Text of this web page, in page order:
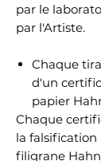
par le
par l'Artiste.
Chaque
d'un
papier
Chaque
la falsification
filigrane